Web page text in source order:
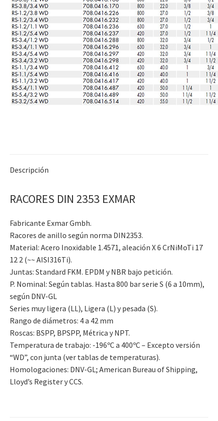
Descripción
RACORES DIN 2353 EXMAR
Fabricante Exmar Gmbh.
Racores de anillo según norma DIN2353.
Material: Acero Inoxidable 1.4571, aleación X 6 CrNiMoTi 17
12 2 (~~ AISI316Ti).
Juntas: Standard FKM. EPDM y NBR bajo petición.
P. Nominal: Según tablas. Hasta 800 bar serie S (6 a 10mm),
según DNV-GL
Series muy ligera (LL), Ligera (L) y pesada (S).
Rango de diámetros: 4 a 42 mm
Roscas: BSPP, BPSPP, Métrica y NPT.
Temperatura de trabajo: -196ºC a 400ºC – Excepto versión
“WD”, con junta (ver tablas de temperaturas).
Homologaciones: DNV-GL; American Bureau of Shipping,
Lloyd’s Register y CCS.